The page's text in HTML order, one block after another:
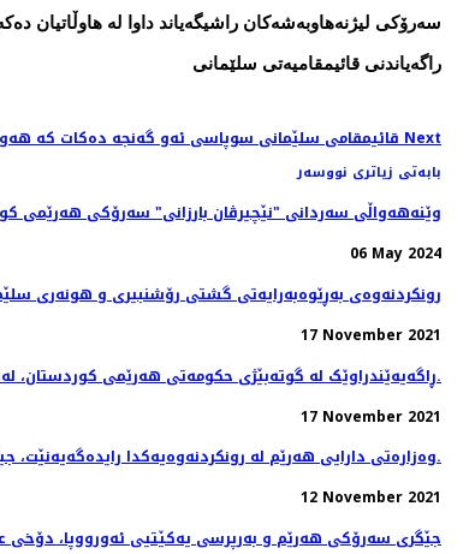
سه‌رۆكی لیژنه‌هاوبه‌شه‌كان راشیگه‌یاند داوا له‌
راگه‌یاندنی قائیمقامیه‌تی سلێمانی
Next article: قائیمقامی سلێمانی سوپاسی ئه‌و گه‌نجه‌ ده‌كات كه‌ هه‌وڵی ده‌ستگیركردنی تۆمه‌تبارێكی داNext
بابەتی زیاتری نووسەر
وێنه‌هه‌واڵی سه‌ردانی "نێچیرڤان بارزانی" سەرۆکی هەرێمی
06 May 2024
رونکردنەوەی بەڕێوەبەرایەتی گشتی رۆشنبیری و هونەری
17 November 2021
ڕاگەیەێندراوێک لە گوتەبێژی حکومەتی ھەرێمی کوردستان، لەبارەی پرسی کۆچبەران.
17 November 2021
وەزارەتی دارایی هەرێم لە رونکردنەوەیەکدا رایدەگەیەنێت، جیاوازی موچە و دەرماڵەی ئەو مانگانەی فەرمانبەران کە پاشەکەوتکراوە خەرج دەکرێتەوە.
12 November 2021
جێگری سەرۆکی هەرێم و بەرپرسی یەکێتیی ئەورووپا، دۆخى